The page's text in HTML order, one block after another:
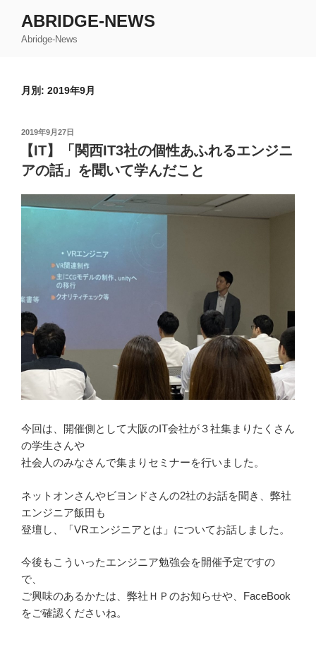
ABRIDGE-NEWS
Abridge-News
月別: 2019年9月
投
稿
日:
2019年9月27日
【IT】「関西IT3社の個性あふれるエンジニ
アの話」を聞いて学んだこと
今回は、開催側として大阪のIT会社が３社集まりたくさん
の学生さんや
社会人のみなさんで集まりセミナーを行いました。
ネットオンさんやビヨンドさんの2社のお話を聞き、弊社
エンジニア飯田も
登壇し、「VRエンジニアとは」についてお話しました。
今後もこういったエンジニア勉強会を開催予定ですの
で、
ご興味のあるかたは、弊社ＨＰのお知らせや、FaceBook
をご確認くださいね。